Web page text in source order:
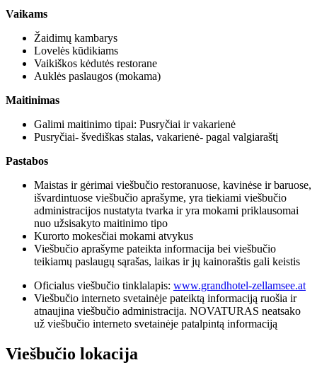
Vaikams
Žaidimų kambarys
Lovelės kūdikiams
Vaikiškos kėdutės restorane
Auklės paslaugos (mokama)
Maitinimas
Galimi maitinimo tipai: Pusryčiai ir vakarienė
Pusryčiai- švediškas stalas, vakarienė- pagal valgiaraštį
Pastabos
Maistas ir gėrimai viešbučio restoranuose, kavinėse ir baruose,
išvardintuose viešbučio aprašyme, yra tiekiami viešbučio
administracijos nustatyta tvarka ir yra mokami priklausomai
nuo užsisakyto maitinimo tipo
Kurorto mokesčiai mokami atvykus
Viešbučio aprašyme pateikta informacija bei viešbučio
teikiamų paslaugų sąrašas, laikas ir jų kainoraštis gali keistis
Oficialus viešbučio tinklalapis: www.grandhotel-zellamsee.at
Viešbučio interneto svetainėje pateiktą informaciją ruošia ir
atnaujina viešbučio administracija. NOVATURAS neatsako
už viešbučio interneto svetainėje patalpintą informaciją
Viešbučio lokacija